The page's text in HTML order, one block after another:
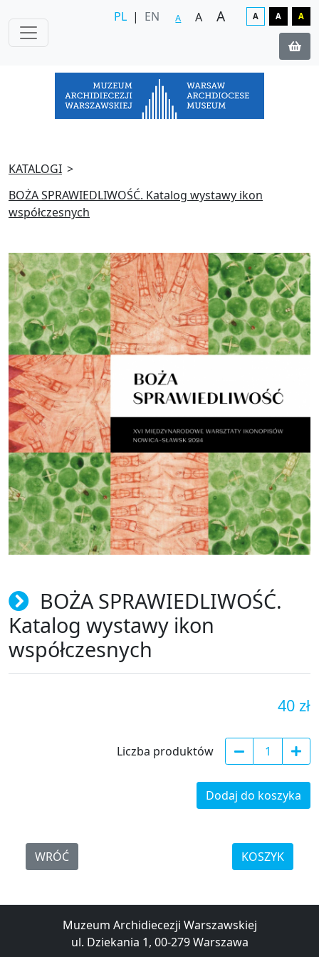
PL | EN A A A A A A
KATALOGI
BOŻA SPRAWIEDLIWOŚĆ. Katalog wystawy ikon
współczesnych
BOŻA SPRAWIEDLIWOŚĆ.
Katalog wystawy ikon
współczesnych
40 zł
Liczba produktów
Dodaj do koszyka
WRÓĆ KOSZYK
Muzeum Archidiecezji Warszawskiej
ul. Dziekania 1, 00-279 Warszawa